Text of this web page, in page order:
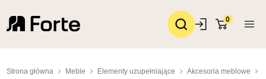
0
Strona główna Meble Elementy uzupełniające Akcesoria meblowe